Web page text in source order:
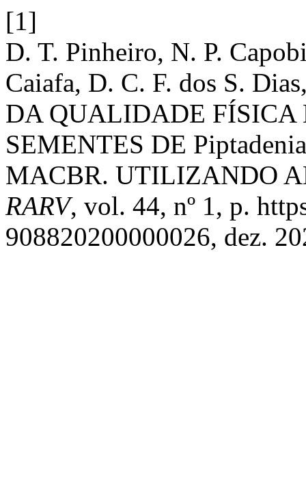
[1]
D. T. Pinheiro, N. P.
Caiafa, D. C. F. dos S.
DA QUALIDADE FÍSICA
SEMENTES DE
MACBR. UTILIZANDO
RARV, vol. 44, nº 1, p.
908820200000026, dez.